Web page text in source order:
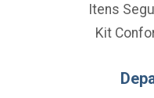
Itens
Kit